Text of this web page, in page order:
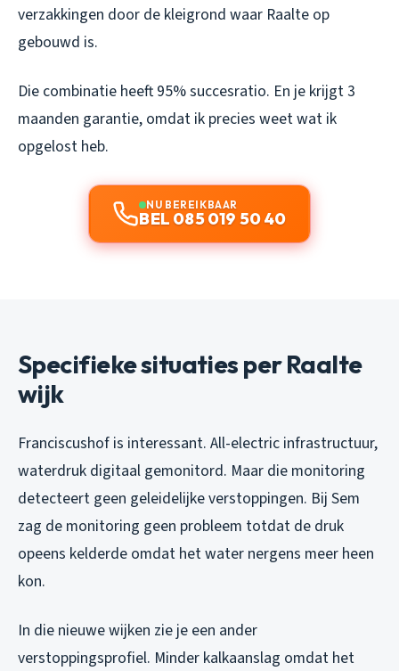
verzakkingen door de kleigrond waar Raalte op
gebouwd is.
Die combinatie heeft 95% succesratio. En je krijgt 3
maanden garantie, omdat ik precies weet wat ik
opgelost heb.
NU BEREIKBAAR
BEL 085 019 50 40
Specifieke situaties per Raalte
wijk
Franciscushof is interessant. All-electric infrastructuur,
waterdruk digitaal gemonitord. Maar die monitoring
detecteert geen geleidelijke verstoppingen. Bij Sem
zag de monitoring geen probleem totdat de druk
opeens kelderde omdat het water nergens meer heen
kon.
In die nieuwe wijken zie je een ander
verstoppingsprofiel. Minder kalkaanslag omdat het